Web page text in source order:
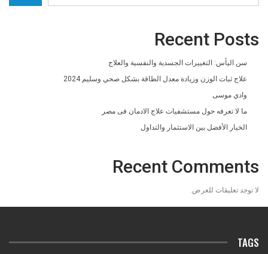
Recent Posts
سن اليأس: التغييرات الجسدية والنفسية والعلاج
علاج ثبات الوزن وزيادة معدل الطاقة بشكل صحي وسليم 2024
وادي موسى
ما لا تعرفه حول مستشفيات علاج الادمان فى مصر
الخيار الأفضل بين الاستثمار والتداول
Recent Comments
لا توجد تعليقات للعرض.
TAGS